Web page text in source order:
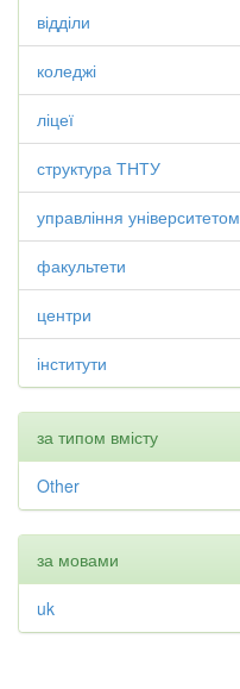
відділи
коледжі
ліцеї
структура ТНТУ
управління університетом
факультети
центри
інститути
за типом вмісту
Other
за мовами
uk